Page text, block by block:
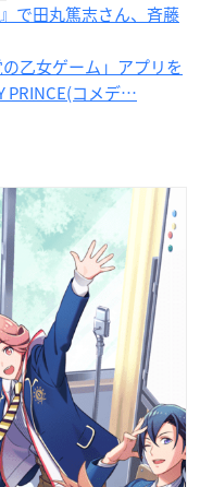
で田丸篤志さん、斉藤
乙女ゲーム」アプリを
PRINCE(コメデ…